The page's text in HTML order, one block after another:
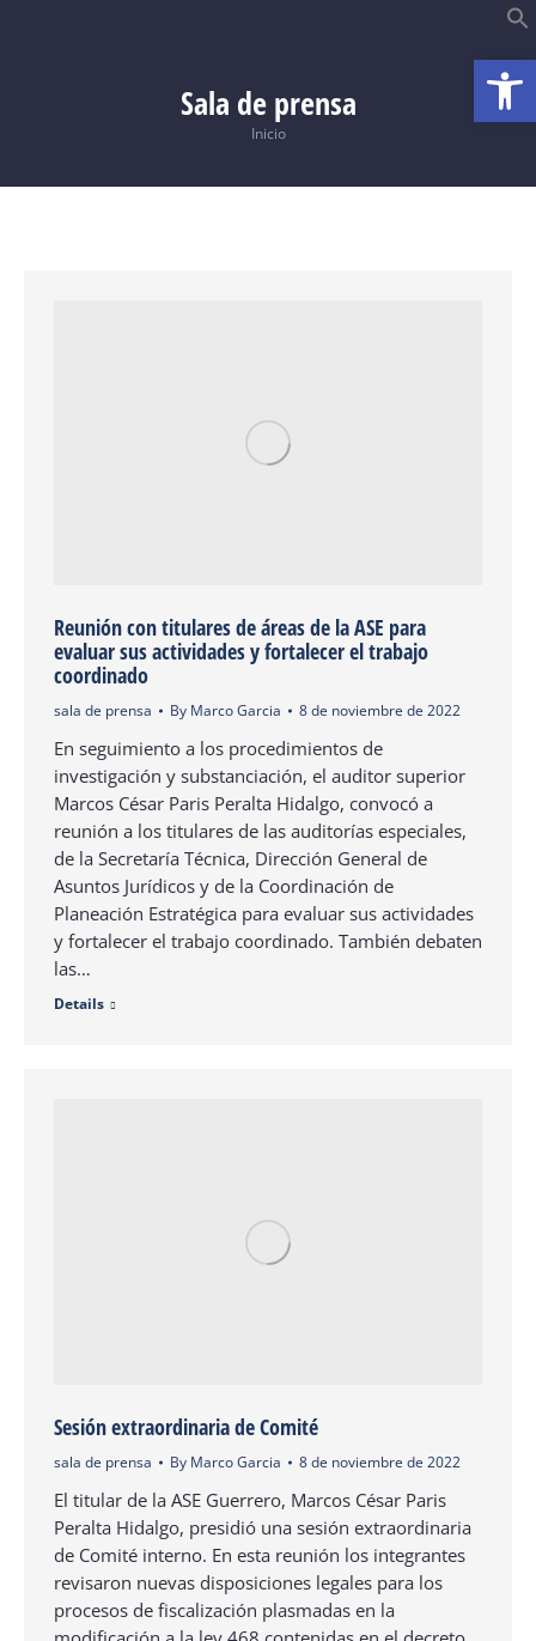
Sala de prensa
Usted está aquí:
Inicio
Reunión con titulares de áreas de la ASE para
evaluar sus actividades y fortalecer el trabajo
coordinado
sala de prensa By Marco Garcia 8 de noviembre de 2022
En seguimiento a los procedimientos de
investigación y substanciación, el auditor superior
Marcos César Paris Peralta Hidalgo, convocó a
reunión a los titulares de las auditorías especiales,
de la Secretaría Técnica, Dirección General de
Asuntos Jurídicos y de la Coordinación de
Planeación Estratégica para evaluar sus actividades
y fortalecer el trabajo coordinado. También debaten
las…
Details
Sesión extraordinaria de Comité
sala de prensa By Marco Garcia 8 de noviembre de 2022
El titular de la ASE Guerrero, Marcos César Paris
Peralta Hidalgo, presidió una sesión extraordinaria
de Comité interno. En esta reunión los integrantes
revisaron nuevas disposiciones legales para los
procesos de fiscalización plasmadas en la